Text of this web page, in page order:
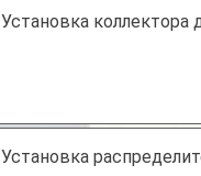
Установка коллектора
Установка